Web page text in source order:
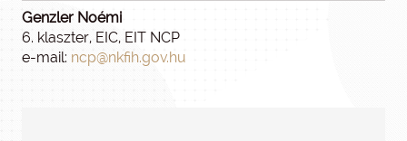
Genzler Noémi
6. klaszter, EIC, EIT NCP
e-mail: ncp@nkfih.gov.hu